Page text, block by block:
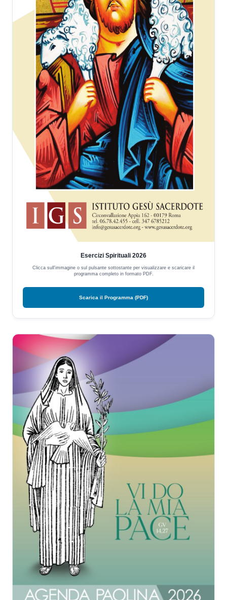
Esercizi Spirituali 2026
Clicca sull'immagine o sul pulsante sottostante per visualizzare e scaricare il
programma completo in formato PDF.
Scarica il Programma (PDF)